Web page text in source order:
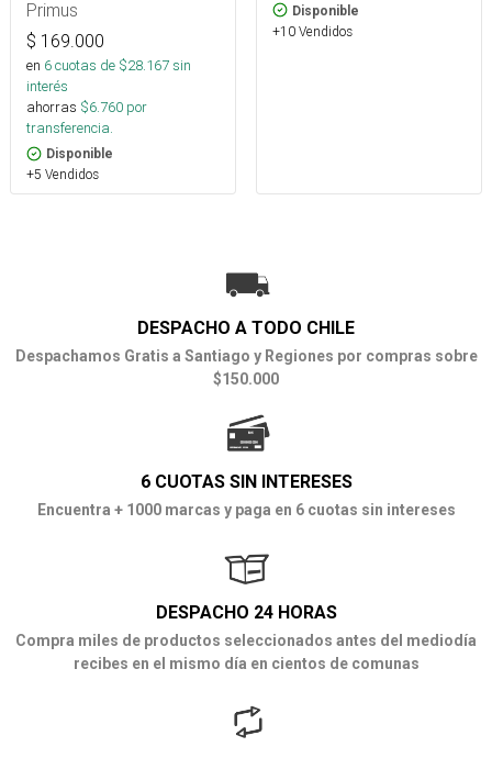
Primus
$ 169.000
en 6cuotas de $28.167sin
interés
ahorras $6.760 por
transferencia.
Disponible
+5 Vendidos
Disponible
+10 Vendidos
DESPACHO A TODO CHILE
Despachamos Gratis a Santiago y Regiones por compras sobre
$150.000
6 CUOTAS SIN INTERESES
Encuentra + 1000 marcas y paga en 6 cuotas sin intereses
DESPACHO 24 HORAS
Compra miles de productos seleccionados antes del mediodía
recibes en el mismo día en cientos de comunas